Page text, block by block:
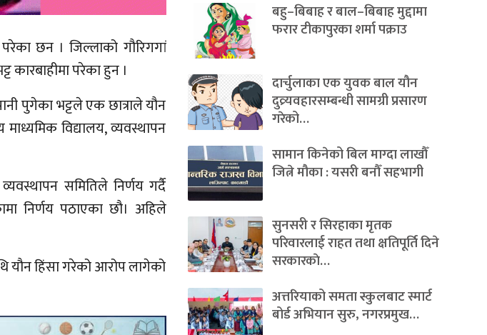
छन । जिल्लाको गौरिगगां
कारबाहीमा परेका हुन ।
पुगेका भट्टले एक छात्राले यौन
विद्यालय, व्यवस्थापन
समितिले निर्णय गर्दै
निर्णय पठाएका छौ। अहिले
यौन हिंसा गरेको आरोप लागेको
बहु–बिबाह र बाल–बिबाह मुद्दामा
फरार टीकापुरका शर्मा पक्राउ
दार्चुलाका एक युवक बाल यौन
दुव्र्यवहारसम्बन्धी सामग्री प्रसारण
गरेको…
सामान किनेको बिल माग्दा लाखौँ
जित्ने मौका : यसरी बनौँ सहभागी
सुनसरी र सिरहाका मृतक
परिवारलाई राहत तथा क्षतिपूर्ति दिने
सरकारकाे…
अत्तरियाको समता स्कुलबाट स्मार्ट
बोर्ड अभियान सुरु, नगरप्रमुख…